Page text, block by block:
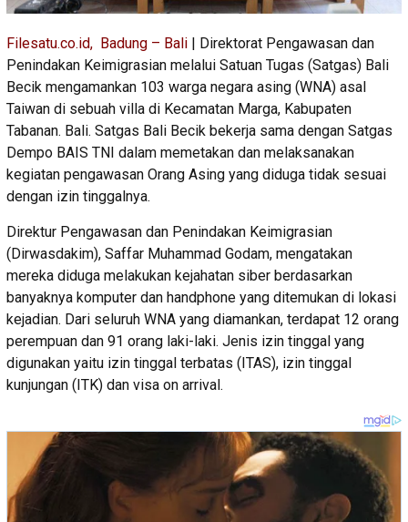
Filesatu.co.id, Badung – Bali | Direktorat Pengawasan dan
Penindakan Keimigrasian melalui Satuan Tugas (Satgas) Bali
Becik mengamankan 103 warga negara asing (WNA) asal
Taiwan di sebuah villa di Kecamatan Marga, Kabupaten
Tabanan. Bali. Satgas Bali Becik bekerja sama dengan Satgas
Dempo BAIS TNI dalam memetakan dan melaksanakan
kegiatan pengawasan Orang Asing yang diduga tidak sesuai
dengan izin tinggalnya.
Direktur Pengawasan dan Penindakan Keimigrasian
(Dirwasdakim), Saffar Muhammad Godam, mengatakan
mereka diduga melakukan kejahatan siber berdasarkan
banyaknya komputer dan handphone yang ditemukan di lokasi
kejadian. Dari seluruh WNA yang diamankan, terdapat 12 orang
perempuan dan 91 orang laki-laki. Jenis izin tinggal yang
digunakan yaitu izin tinggal terbatas (ITAS), izin tinggal
kunjungan (ITK) dan visa on arrival.